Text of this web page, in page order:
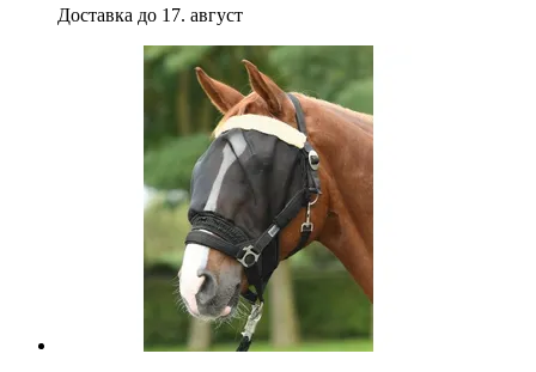
Доставка до 17. август